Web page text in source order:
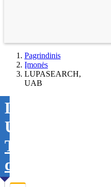
Pagrindinis
Įmonės
LUPASEARCH,
UAB
LUPASEARCH,
UAB
Tikslinti
duomenis